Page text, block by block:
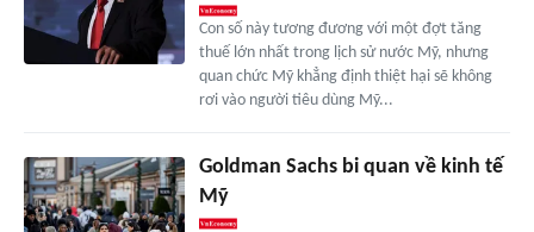
Con số này tương đương với một đợt tăng
thuế lớn nhất trong lịch sử nước Mỹ, nhưng
quan chức Mỹ khẳng định thiệt hại sẽ không
rơi vào người tiêu dùng Mỹ...
Goldman Sachs bi quan về kinh tế
Mỹ